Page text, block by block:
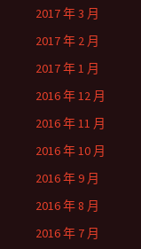
2017 年 3 月
2017 年 2 月
2017 年 1 月
2016 年 12 月
2016 年 11 月
2016 年 10 月
2016 年 9 月
2016 年 8 月
2016 年 7 月